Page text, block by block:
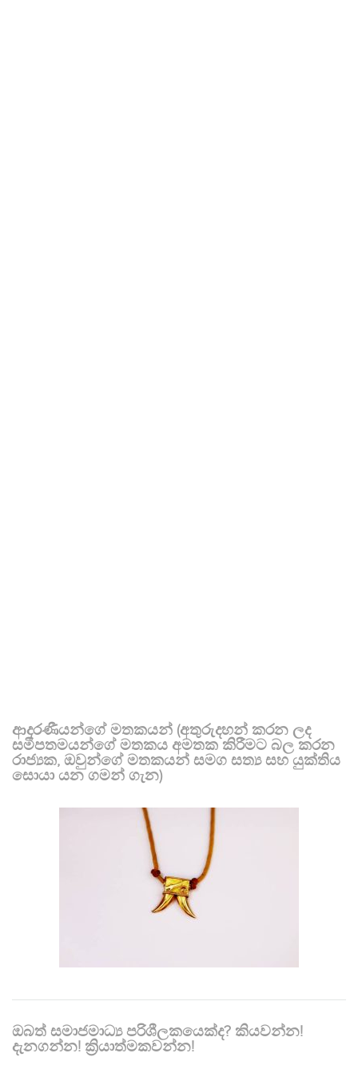
ආදරණීයන්ගේ මතකයන් (අතුරුදහන් කරන ලද
සමීපතමයන්ගේ මතකය අමතක කිරීමට බල කරන
රාජ්‍යක, ඔවුන්ගේ මතකයන් සමග සත්‍ය සහ යුක්තිය
සොයා යන ගමන් ගැන)
ඔබත් සමාජමාධ්‍ය පරිශීලකයෙක්ද? කියවන්න!
දැනගන්න! ක්‍රියාත්මකවන්න!